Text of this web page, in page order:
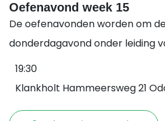
Oefenavond week 15
De oefenavonden worden om
donderdagavond onder leiding
19:30
Klankholt Hammeersweg 21